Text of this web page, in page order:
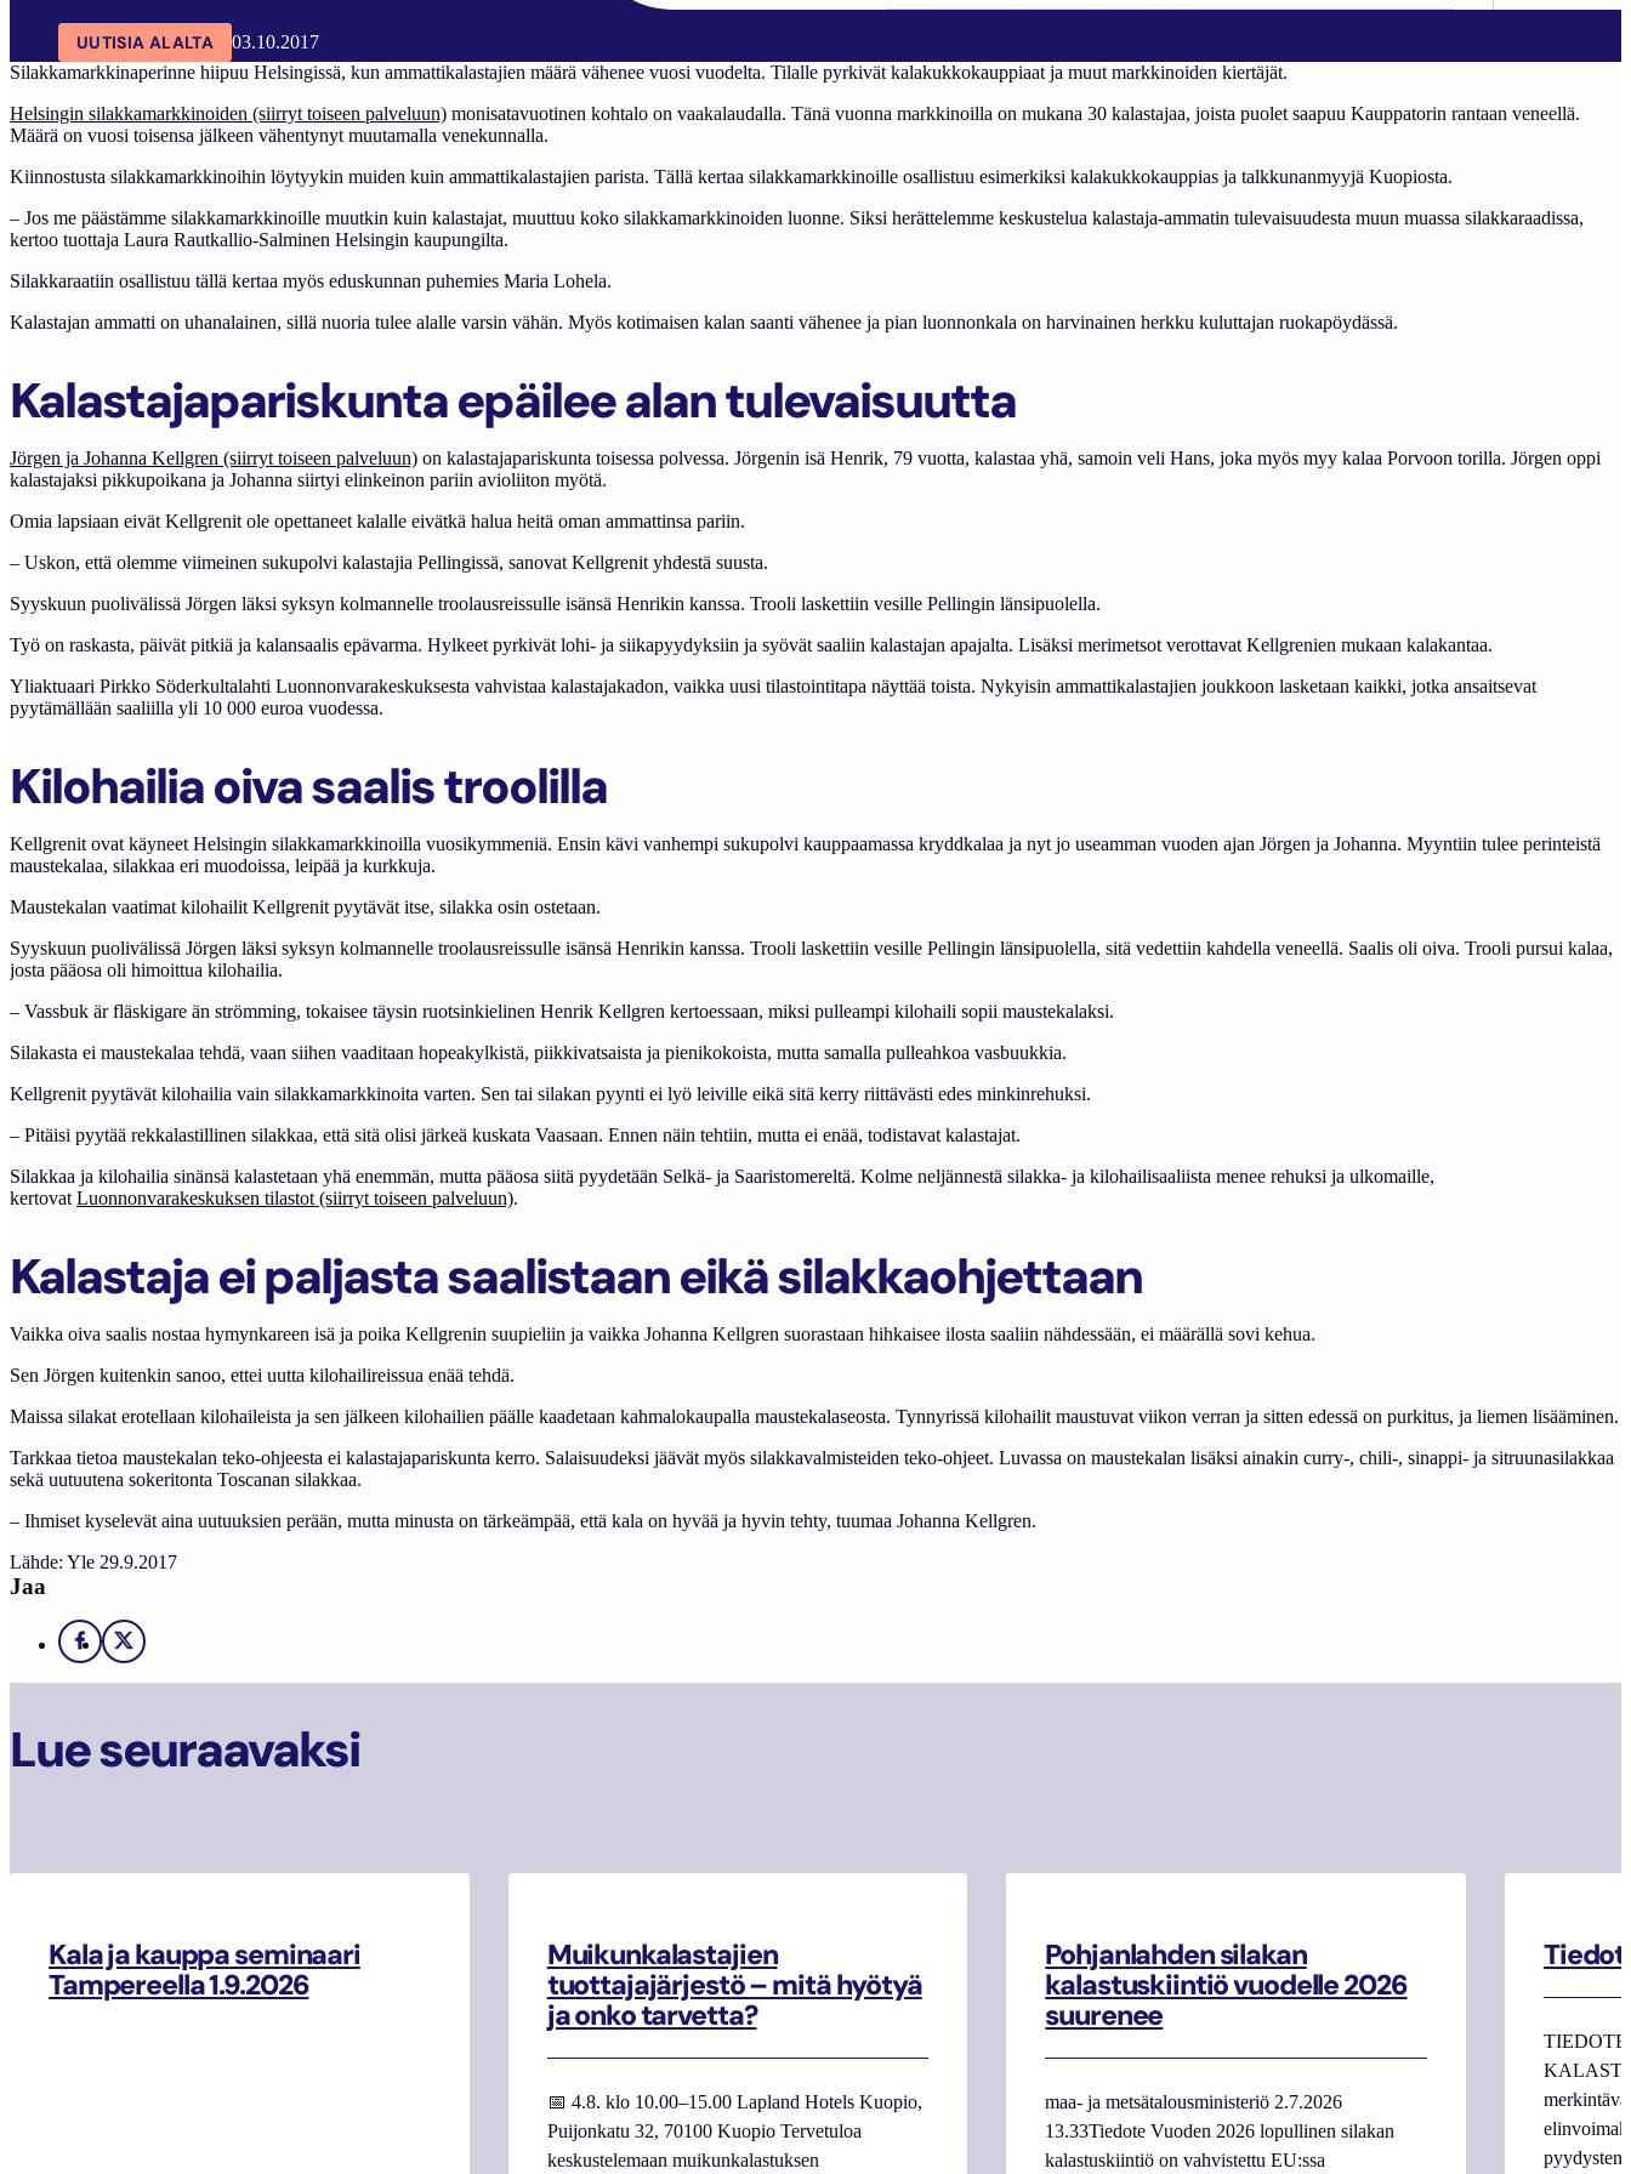
UUTISIA ALALTA
03.10.2017
Silakkamarkkinaperinne hiipuu Helsingissä, kun ammattikalastajien määrä vähenee vuosi vuodelta. Tilalle pyrkivät kalakukkokauppiaat ja muut markkinoiden kiertäjät.
Helsingin silakkamarkkinoiden (siirryt toiseen palveluun) monisatavuotinen kohtalo on vaakalaudalla. Tänä vuonna markkinoilla on mukana 30 kalastajaa, joista puolet saapuu Kauppatorin rantaan veneellä.
Määrä on vuosi toisensa jälkeen vähentynyt muutamalla venekunnalla.
Kiinnostusta silakkamarkkinoihin löytyykin muiden kuin ammattikalastajien parista. Tällä kertaa silakkamarkkinoille osallistuu esimerkiksi kalakukkokauppias ja talkkunanmyyjä Kuopiosta.
– Jos me päästämme silakkamarkkinoille muutkin kuin kalastajat, muuttuu koko silakkamarkkinoiden luonne. Siksi herättelemme keskustelua kalastaja-ammatin tulevaisuudesta muun muassa silakkaraadissa,
kertoo tuottaja Laura Rautkallio-Salminen Helsingin kaupungilta.
Silakkaraatiin osallistuu tällä kertaa myös eduskunnan puhemies Maria Lohela.
Kalastajan ammatti on uhanalainen, sillä nuoria tulee alalle varsin vähän. Myös kotimaisen kalan saanti vähenee ja pian luonnonkala on harvinainen herkku kuluttajan ruokapöydässä.
Kalastajapariskunta epäilee alan tulevaisuutta
Jörgen ja Johanna Kellgren (siirryt toiseen palveluun) on kalastajapariskunta toisessa polvessa. Jörgenin isä Henrik, 79 vuotta, kalastaa yhä, samoin veli Hans, joka myös myy kalaa Porvoon torilla. Jörgen oppi
kalastajaksi pikkupoikana ja Johanna siirtyi elinkeinon pariin avioliiton myötä.
Omia lapsiaan eivät Kellgrenit ole opettaneet kalalle eivätkä halua heitä oman ammattinsa pariin.
– Uskon, että olemme viimeinen sukupolvi kalastajia Pellingissä, sanovat Kellgrenit yhdestä suusta.
Syyskuun puolivälissä Jörgen läksi syksyn kolmannelle troolausreissulle isänsä Henrikin kanssa. Trooli laskettiin vesille Pellingin länsipuolella.
Työ on raskasta, päivät pitkiä ja kalansaalis epävarma. Hylkeet pyrkivät lohi- ja siikapyydyksiin ja syövät saaliin kalastajan apajalta. Lisäksi merimetsot verottavat Kellgrenien mukaan kalakantaa.
Yliaktuaari Pirkko Söderkultalahti Luonnonvarakeskuksesta vahvistaa kalastajakadon, vaikka uusi tilastointitapa näyttää toista. Nykyisin ammattikalastajien joukkoon lasketaan kaikki, jotka ansaitsevat
pyytämällään saaliilla yli 10 000 euroa vuodessa.
Kilohailia oiva saalis troolilla
Kellgrenit ovat käyneet Helsingin silakkamarkkinoilla vuosikymmeniä. Ensin kävi vanhempi sukupolvi kauppaamassa kryddkalaa ja nyt jo useamman vuoden ajan Jörgen ja Johanna. Myyntiin tulee perinteistä
maustekalaa, silakkaa eri muodoissa, leipää ja kurkkuja.
Maustekalan vaatimat kilohailit Kellgrenit pyytävät itse, silakka osin ostetaan.
Syyskuun puolivälissä Jörgen läksi syksyn kolmannelle troolausreissulle isänsä Henrikin kanssa. Trooli laskettiin vesille Pellingin länsipuolella, sitä vedettiin kahdella veneellä. Saalis oli oiva. Trooli pursui kalaa,
josta pääosa oli himoittua kilohailia.
– Vassbuk är fläskigare än strömming, tokaisee täysin ruotsinkielinen Henrik Kellgren kertoessaan, miksi pulleampi kilohaili sopii maustekalaksi.
Silakasta ei maustekalaa tehdä, vaan siihen vaaditaan hopeakylkistä, piikkivatsaista ja pienikokoista, mutta samalla pulleahkoa vasbuukkia.
Kellgrenit pyytävät kilohailia vain silakkamarkkinoita varten. Sen tai silakan pyynti ei lyö leiville eikä sitä kerry riittävästi edes minkinrehuksi.
– Pitäisi pyytää rekkalastillinen silakkaa, että sitä olisi järkeä kuskata Vaasaan. Ennen näin tehtiin, mutta ei enää, todistavat kalastajat.
Silakkaa ja kilohailia sinänsä kalastetaan yhä enemmän, mutta pääosa siitä pyydetään Selkä- ja Saaristomereltä. Kolme neljännestä silakka- ja kilohailisaaliista menee rehuksi ja ulkomaille,
kertovat Luonnonvarakeskuksen tilastot (siirryt toiseen palveluun).
Kalastaja ei paljasta saalistaan eikä silakkaohjettaan
Vaikka oiva saalis nostaa hymynkareen isä ja poika Kellgrenin suupieliin ja vaikka Johanna Kellgren suorastaan hihkaisee ilosta saaliin nähdessään, ei määrällä sovi kehua.
Sen Jörgen kuitenkin sanoo, ettei uutta kilohailireissua enää tehdä.
Maissa silakat erotellaan kilohaileista ja sen jälkeen kilohailien päälle kaadetaan kahmalokaupalla maustekalaseosta. Tynnyrissä kilohailit maustuvat viikon verran ja sitten edessä on purkitus, ja liemen lisääminen.
Tarkkaa tietoa maustekalan teko-ohjeesta ei kalastajapariskunta kerro. Salaisuudeksi jäävät myös silakkavalmisteiden teko-ohjeet. Luvassa on maustekalan lisäksi ainakin curry-, chili-, sinappi- ja sitruunasilakkaa
sekä uutuutena sokeritonta Toscanan silakkaa.
– Ihmiset kyselevät aina uutuuksien perään, mutta minusta on tärkeämpää, että kala on hyvää ja hyvin tehty, tuumaa Johanna Kellgren.
Lähde: Yle 29.9.2017
Jaa
Facebook
X
Lue seuraavaksi
Kala ja kauppa seminaari
Tampereella 1.9.2026
Muikunkalastajien
tuottajajärjestö – mitä hyötyä
ja onko tarvetta?
📅 4.8. klo 10.00–15.00 Lapland Hotels Kuopio,
Puijonkatu 32, 70100 Kuopio Tervetuloa
keskustelemaan muikunkalastuksen
Pohjanlahden silakan
kalastuskiintiö vuodelle 2026
suurenee
maa- ja metsätalousministeriö 2.7.2026
13.33Tiedote Vuoden 2026 lopullinen silakan
kalastuskiintiö on vahvistettu EU:ssa
pyydysten